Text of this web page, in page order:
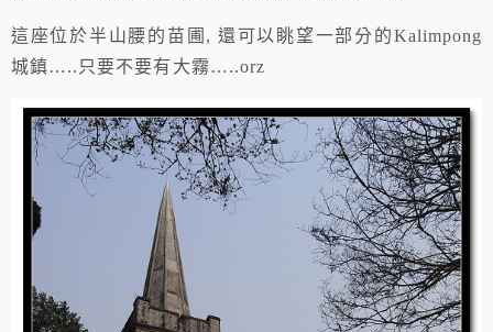
這座位於半山腰的苗圃, 還可以眺望一部分的Kalimpong
城鎮…..只要不要有大霧…..orz